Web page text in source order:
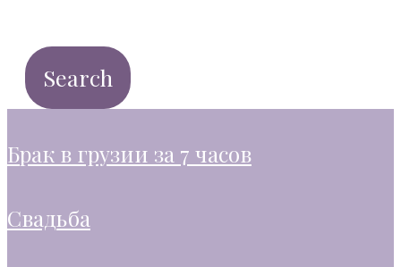
брак в грузии за 7 часов
свадьба